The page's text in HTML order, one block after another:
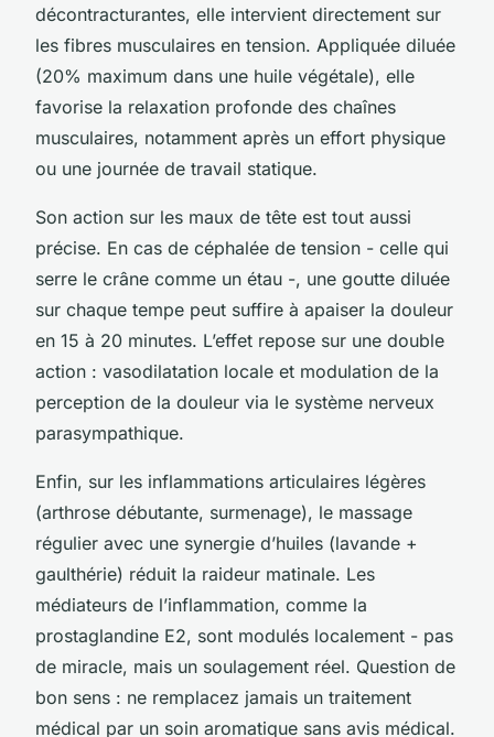
décontracturantes, elle intervient directement sur
les fibres musculaires en tension. Appliquée diluée
(20% maximum dans une huile végétale), elle
favorise la relaxation profonde des chaînes
musculaires, notamment après un effort physique
ou une journée de travail statique.
Son action sur les maux de tête est tout aussi
précise. En cas de céphalée de tension - celle qui
serre le crâne comme un étau -, une goutte diluée
sur chaque tempe peut suffire à apaiser la douleur
en 15 à 20 minutes. L’effet repose sur une double
action : vasodilatation locale et modulation de la
perception de la douleur via le système nerveux
parasympathique.
Enfin, sur les inflammations articulaires légères
(arthrose débutante, surmenage), le massage
régulier avec une synergie d’huiles (lavande +
gaulthérie) réduit la raideur matinale. Les
médiateurs de l’inflammation, comme la
prostaglandine E2, sont modulés localement - pas
de miracle, mais un soulagement réel. Question de
bon sens : ne remplacez jamais un traitement
médical par un soin aromatique sans avis médical.